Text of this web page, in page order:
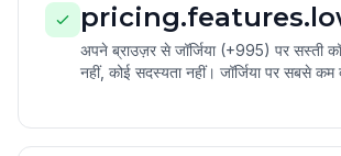
अपने ब्राउज़र से जॉर्जिया (+995) पर सस्ती
नहीं, कोई सदस्यता नहीं। जॉर्जिया पर सबसे कम